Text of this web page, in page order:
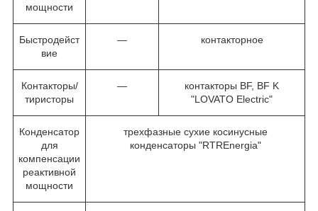
мощности
Быстродейст
вие
— контакторное
Контакторы/
тиристоры
—
контакторы BF, BF K
"LOVATO Electric"
Конденсатор
для
компенсации
реактивной
мощности
трехфазные сухие косинусные
конденсаторы "RTREnergia"